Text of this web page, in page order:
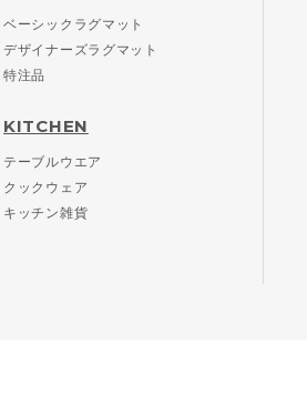
ベーシックラグマット
デザイナーズラグマット
特注品
KITCHEN
テーブルウエア
クックウェア
キッチン雑貨